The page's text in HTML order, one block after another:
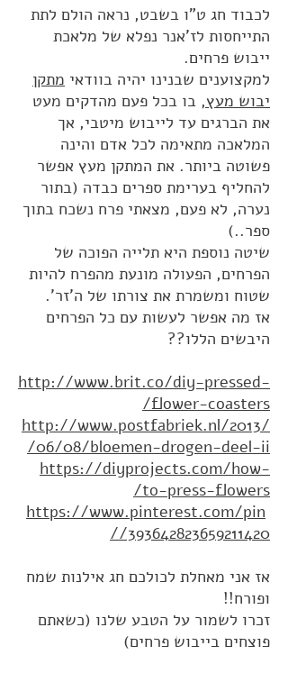
לכבוד חג ט"ו בשבט, נראה הולם לתת
התייחסות לז'אנר נפלא של מלאכת
ייבוש פרחים.
למקצוענים שבנינו יהיה בוודאי מתקן
יבוש מעץ, בו בכל פעם מהדקים מעט
את הברגים עד לייבוש מיטבי, אך
המלאכה מתאימה לכל אדם והינה
פשוטה ביותר. את המתקן מעץ אפשר
להחליף בערימת ספרים כבדה (בתור
נערה, לא פעם, מצאתי פרח נשכח בתוך
ספר..)
שיטה נוספת היא תלייה הפוכה של
הפרחים, הפעולה מונעת מהפרח להיות
שטוח ומשמרת את צורתו של ה'זר'.
אז מה אפשר לעשות עם כל הפרחים
היבשים הללו??
http://www.brit.co/diy-pressed-
flower-coasters/
http://www.postfabriek.nl/2013/
06/08/bloemen-drogen-deel-ii/
https://diyprojects.com/how-
to-press-flowers/
https://www.pinterest.com/pin
/393642823659211420/
אז אני מאחלת לכולכם חג אילנות שמח
ופורח!!
זכרו לשמור על הטבע שלנו (כשאתם
פוצחים בייבוש פרחים)